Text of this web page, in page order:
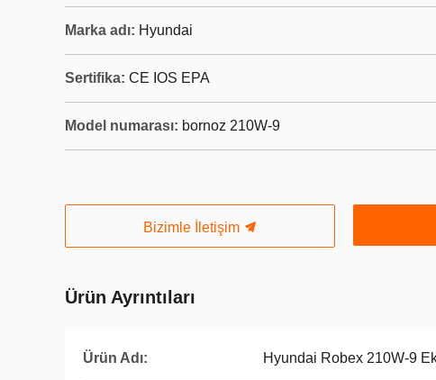
Marka adı: Hyundai
Sertifika: CE IOS EPA
Model numarası: bornoz 210W-9
Bizimle İletişim
Ürün Ayrıntıları
Ürün Adı: Hyundai Robex 210W-9